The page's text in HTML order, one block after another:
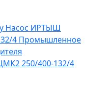
250/400-132/4